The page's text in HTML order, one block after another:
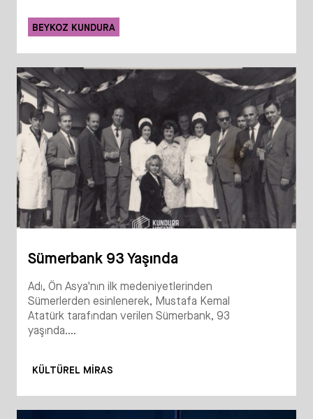
BEYKOZ KUNDURA
Sümerbank 93 Yaşında
Adı, Ön Asya'nın ilk medeniyetlerinden
Sümerlerden esinlenerek, Mustafa Kemal
Atatürk tarafından verilen Sümerbank, 93
yaşında....
KÜLTÜREL MIRAS